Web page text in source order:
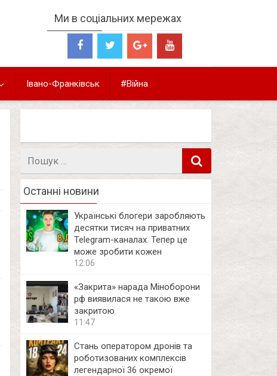
Ми в соціальних мережах
Івано-Франківськ #Війна
Останні новини
Українські блогери заробляють
десятки тисяч на приватних
Telegram-каналах. Тепер це
може зробити кожен
12:06
«Закрита» нарада Міноборони
рф виявилася не такою вже
закритою
11:47
Стань оператором дронів та
роботизованих комплексів
легендарної 36 окремої